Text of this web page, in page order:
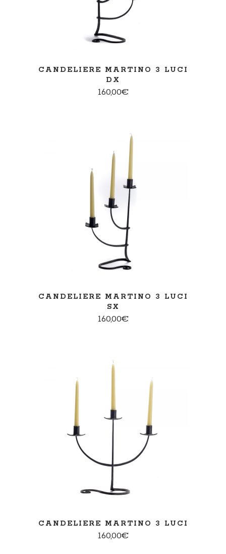
CANDELIERE MARTINO 3 LUCI
DX
160,00€
AGGIUNGI AL CARRELLO
CANDELIERE MARTINO 3 LUCI
SX
160,00€
AGGIUNGI AL CARRELLO
CANDELIERE MARTINO 3 LUCI
160,00€